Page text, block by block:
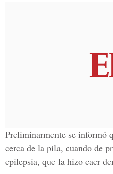
Preliminarmente se informó
cerca de la pila, cuando de
epilepsia, que la hizo caer